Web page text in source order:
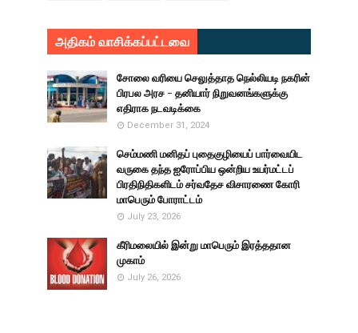
அதிகம் வாசிக்கப்பட்டவை
சோலை வரியை செலுத்தாத நெல்லியடி நகரின்
பிரபல அரச - தனியார் நிறுவனங்களுக்கு
எதிராக நடவடிக்கை
December 31, 2024
செம்மணி மனிதப் புதைகுழியைப் பார்வையிட
வருகை தந்த ஐரோப்பிய ஒன்றிய உயர்மட்டப்
பிரதிநிதிகளிடம் சர்வதேச விசாரணை கோரி
மாபெரும் போராட்டம்
July 23, 2026
கீரிமலையில் இன்று மாபெரும் இரத்ததான
முகாம்
July 26, 2026